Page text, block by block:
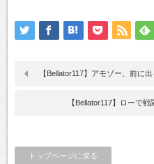
【Bellator117】アモゾー、前に
【Bellator117】ローで
トップページに戻る